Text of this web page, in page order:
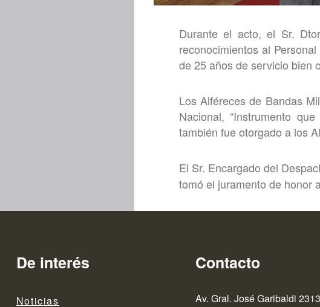
Durante el acto, el Sr.
reconocimientos al
de 25 años de servicio bien
Los Alféreces de Bandas
Nacional, “Instrumento
también fue otorgado a los
El Sr. Encargado del
tomó el juramento de honor
De interés
Noticias
Contacto
Av. Gral. José Garibaldi 2313